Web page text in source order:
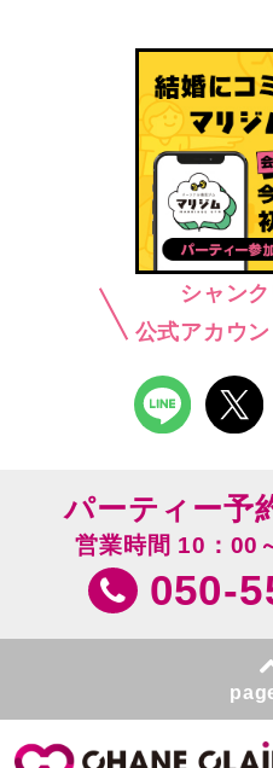
シャン
公式アカウ
パーティー予
営業時間 10：00
050-